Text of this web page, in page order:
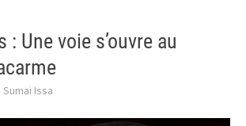
: Une voie s’ouvre au
Sumai Issa